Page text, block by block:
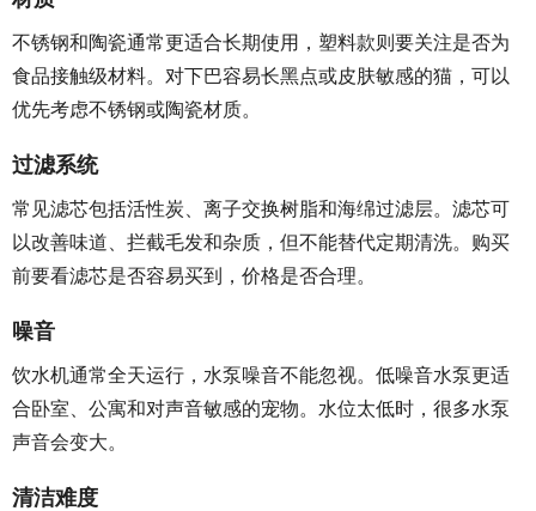
不锈钢和陶瓷通常更适合长期使用，塑料款则要关注是否为
食品接触级材料。对下巴容易长黑点或皮肤敏感的猫，可以
优先考虑不锈钢或陶瓷材质。
过滤系统
常见滤芯包括活性炭、离子交换树脂和海绵过滤层。滤芯可
以改善味道、拦截毛发和杂质，但不能替代定期清洗。购买
前要看滤芯是否容易买到，价格是否合理。
噪音
饮水机通常全天运行，水泵噪音不能忽视。低噪音水泵更适
合卧室、公寓和对声音敏感的宠物。水位太低时，很多水泵
声音会变大。
清洁难度